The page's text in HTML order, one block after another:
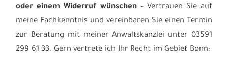
oder einem Widerruf wünschen – Vertrauen Sie auf
meine Fachkenntnis und vereinbaren Sie einen Termin
zur Beratung mit meiner Anwaltskanzlei unter 03591
299 61 33. Gern vertrete ich Ihr Recht im Gebiet Bonn: